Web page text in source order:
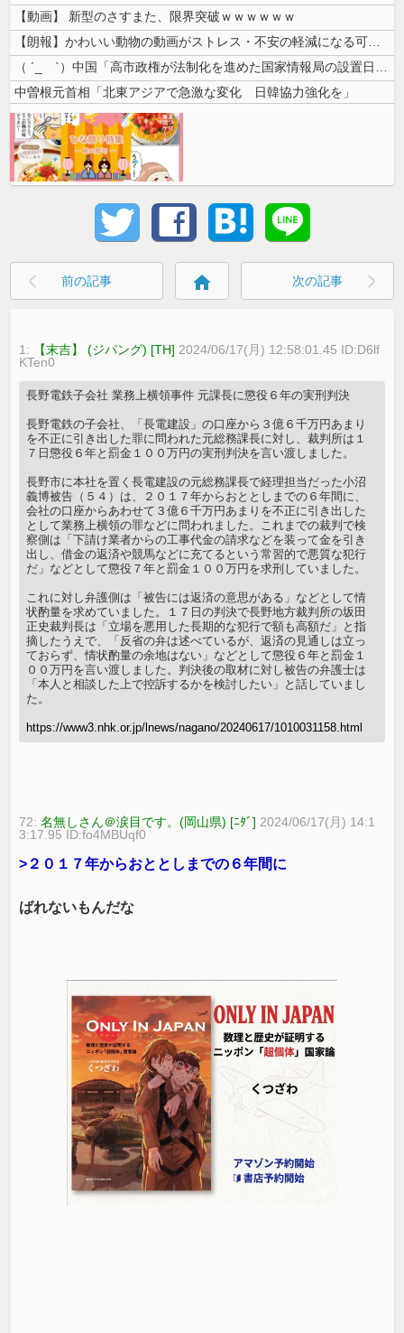
【動画】 新型のさすまた、限界突破ｗｗｗｗｗｗ
【朗報】かわいい動物の動画がストレス・不安の軽減になる可能性。英大学の...
（ ´_ゝ`）中国「高市政権が法制化を進めた国家情報局の設置日が7月3...
中曽根元首相「北東アジアで急激な変化 日韓協力強化を」
前の記事 home 次の記事
1: 【末吉】 (ジパング) [TH] 2024/06/17(月) 12:58:01.45 ID:D6lf
KTen0
長野電鉄子会社 業務上横領事件 元課長に懲役６年の実刑判決
長野電鉄の子会社、「長電建設」の口座から３億６千万円あまり
を不正に引き出した罪に問われた元総務課長に対し、裁判所は１
７日懲役６年と罰金１００万円の実刑判決を言い渡しました。
長野市に本社を置く長電建設の元総務課長で経理担当だった小沼
義博被告（５４）は、２０１７年からおととしまでの６年間に、
会社の口座からあわせて３億６千万円あまりを不正に引き出した
として業務上横領の罪などに問われました。これまでの裁判で検
察側は「下請け業者からの工事代金の請求などを装って金を引き
出し、借金の返済や競馬などに充てるという常習的で悪質な犯行
だ」などとして懲役７年と罰金１００万円を求刑していました。
これに対し弁護側は「被告には返済の意思がある」などとして情
状酌量を求めていました。１７日の判決で長野地方裁判所の坂田
正史裁判長は「立場を悪用した長期的な犯行で額も高額だ」と指
摘したうえで、「反省の弁は述べているが、返済の見通しは立っ
ておらず、情状酌量の余地はない」などとして懲役６年と罰金１
００万円を言い渡しました。判決後の取材に対し被告の弁護士は
「本人と相談した上で控訴するかを検討したい」と話していまし
た。
https://www3.nhk.or.jp/lnews/nagano/20240617/1010031158.html
72:名無しさん＠涙目です。(岡山県) [ﾆﾀﾞ] 2024/06/17(月) 14:1
3:17.95 ID:fo4MBUqf0
>２０１７年からおととしまでの６年間に
ばれないもんだな